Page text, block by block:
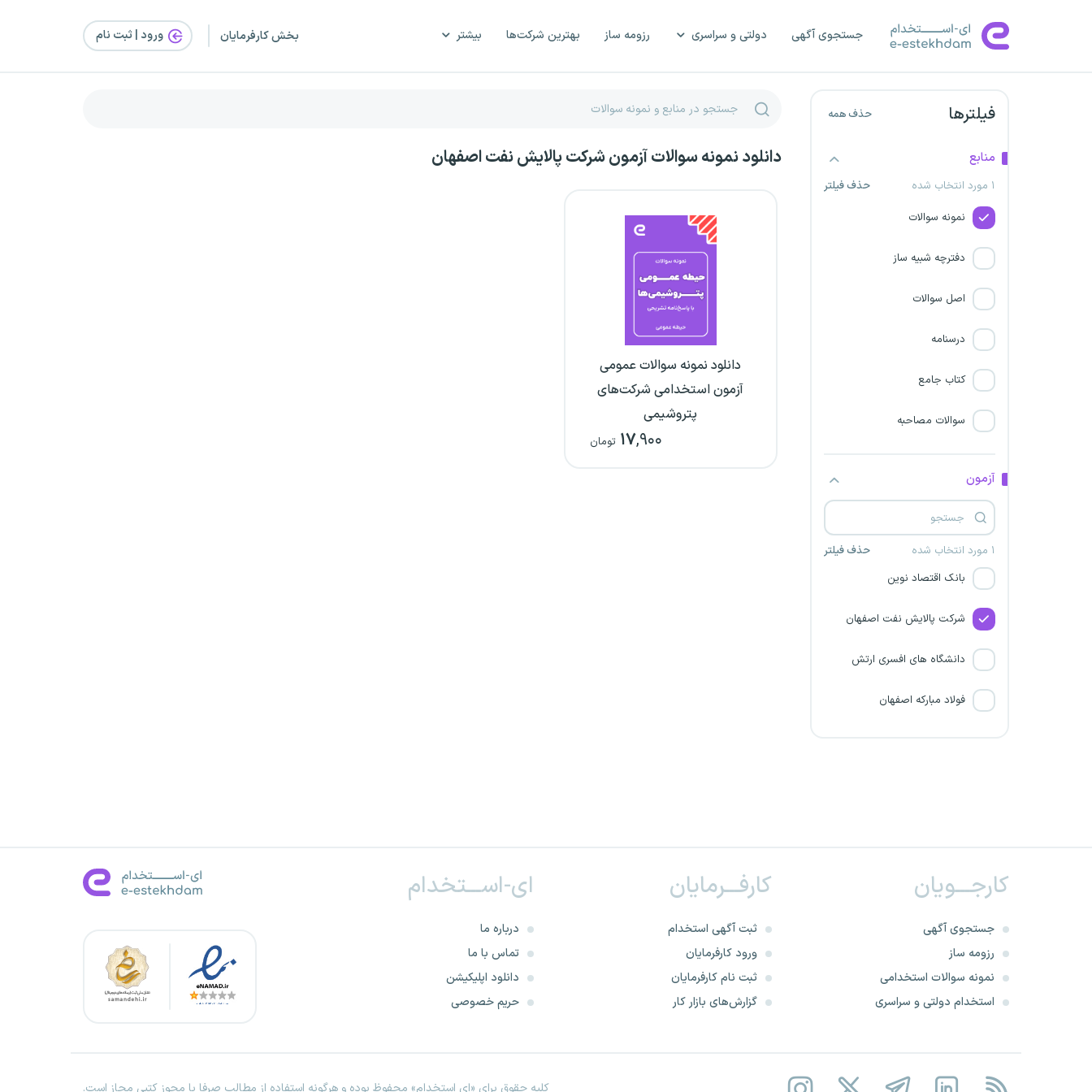
جستجوی آگهی دولتی و سراسری رزومه ساز بهترین شرکت‌ها بیشتر بخش کارفرمایان ورود | ثبت‌ نام
فیلترها حذف همه
منابع
۱ مورد انتخاب شده
حذف فیلتر
نمونه سوالات
دفترچه شبیه ساز
اصل سوالات
درسنامه
کتاب جامع
سوالات مصاحبه
آزمون
۱ مورد انتخاب شده حذف فیلتر
انرژی تامین کرمان
نظام مهندسی 1405
نیروگاه های اتمی
جامعه مشاوران رسمی مالیاتی
ایران
موسسه اعتباری ملل (عسکریه)
بانک کارآفرین
بانک اقتصاد نوین
شرکت پالایش نفت اصفهان
دانشگاه های افسری ارتش
فولاد مبارکه اصفهان
شرکت مهندسی تاسیسات و
شرکت مهندسی تاسیسات و
انرژی تامین هرمزگان
هواپیمایی ماهان
دانلود نمونه سوالات آزمون شرکت پالایش نفت اصفهان
دانلود نمونه سوالات عمومی
آزمون استخدامی شرکت‌های
پتروشیمی
۱۷,۹۰۰ تومان
کارجـــویان
جستجوی آگهی
رزومه ساز
نمونه سوالات استخدامی
استخدام دولتی و سراسری
کارفـــرمایان
ثبت آگهی استخدام
ورود کارفرمایان
ثبت نام کارفرمایان
گزارش‌های بازار کار
ای-اســـتخدام
درباره ما
تماس با ما
دانلود اپلیکیشن
حریم خصوصی
کلیه حقوق برای «ای استخدام» محفوظ بوده و هرگونه استفاده از مطالب صرفا با مجوز کتبی مجاز است.